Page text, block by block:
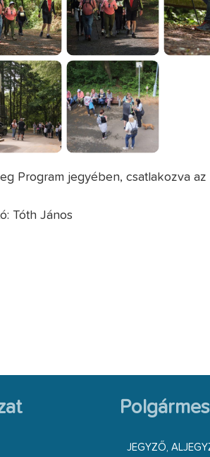
Program jegyében, csatlakozva az
Tóth János
JEGYZŐ,